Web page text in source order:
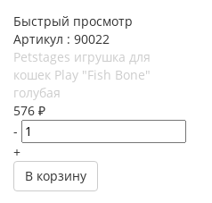
Быстрый просмотр
Артикул : 90022
Petstages игрушка для
кошек Play "Fish Bone"
голубая
576 ₽
-
+
В корзину